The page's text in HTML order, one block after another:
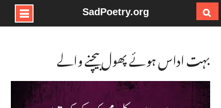
Skip
SadPoetry.org
بہت اداس ہوئے پھول بیچنے والے